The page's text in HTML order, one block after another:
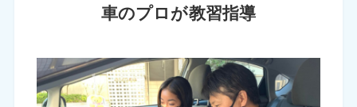
車のプロが教習指導